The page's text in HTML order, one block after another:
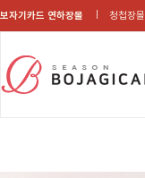
보자기카드 연하장몰 청첩장몰